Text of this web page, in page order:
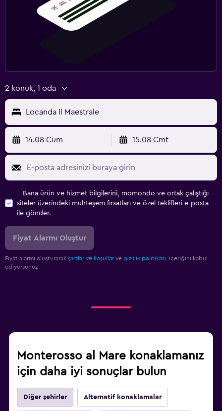
2 konuk, 1 oda
Locanda Il Maestrale
14.08 Cum 15.08 Cmt
Bana ürün ve hizmet bilgilerini, momondo ve ortak çalıştığı
siteler üzerindeki muhteşem fırsatları ve özel teklifleri e-posta
ile gönder.
Fiyat Alarmı Oluştur
Fiyat alarmı oluşturarak şartlar ve koşullar ve gizlilik politikası.
içeriğini kabul
ediyorsunuz
Monterosso al Mare konaklamanız
için daha iyi sonuçlar bulun
Diğer şehirler Alternatif konaklamalar